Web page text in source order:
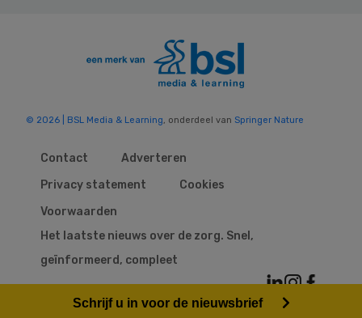
© 2026 | BSL Media & Learning, onderdeel van Springer Nature
Contact
Adverteren
Privacy statement
Cookies
Voorwaarden
Het laatste nieuws over de zorg. Snel,
geïnformeerd, compleet
Schrijf u in voor de nieuwsbrief